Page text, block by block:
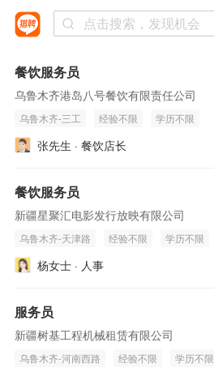
餐饮服务员
乌鲁木齐港岛八号餐饮有限责任公司
乌鲁木齐-三工 经验不限 学历不限
张先生 · 餐饮店长
餐饮服务员
新疆星聚汇电影发行放映有限公司
乌鲁木齐-天津路 经验不限 学历不限
杨女士 · 人事
服务员
新疆树基工程机械租赁有限公司
乌鲁木齐-河南西路 经验不限 学历不限